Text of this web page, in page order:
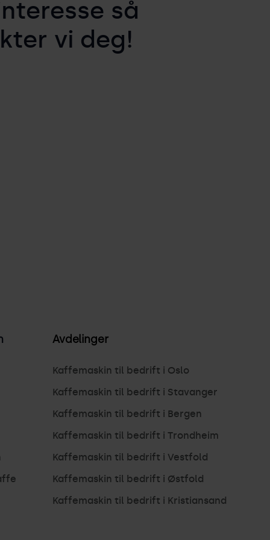
så
vi deg!
Avdelinger
Kaffemaskin til bedrift i Oslo
Kaffemaskin til bedrift i Stavanger
Kaffemaskin til bedrift i Bergen
Kaffemaskin til bedrift i Trondheim
Kaffemaskin til bedrift i Vestfold
Kaffemaskin til bedrift i Østfold
Kaffemaskin til bedrift i Kristiansand